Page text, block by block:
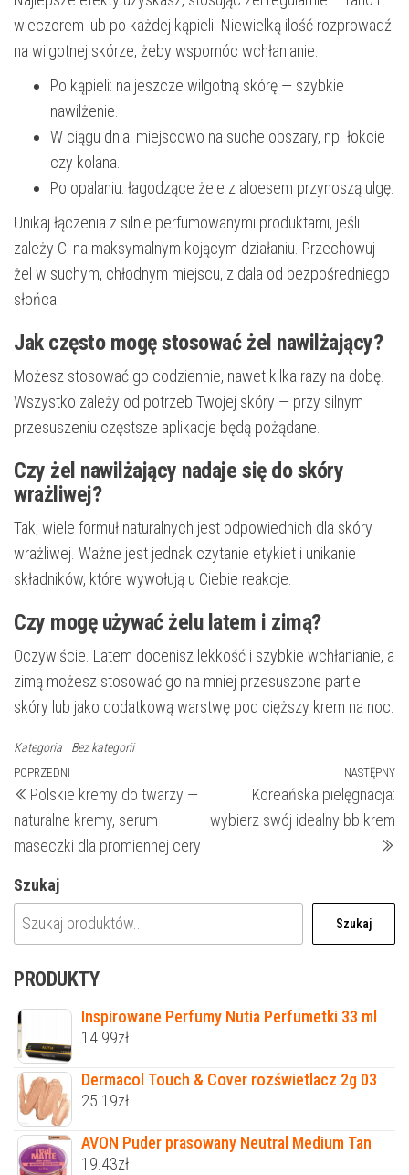
wieczorem lub po każdej kąpieli. Niewielką ilość rozprowadź
na wilgotnej skórze, żeby wspomóc wchłanianie.
Po kąpieli: na jeszcze wilgotną skórę — szybkie
nawilżenie.
W ciągu dnia: miejscowo na suche obszary, np. łokcie
czy kolana.
Po opalaniu: łagodzące żele z aloesem przynoszą ulgę.
Unikaj łączenia z silnie perfumowanymi produktami, jeśli
zależy Ci na maksymalnym kojącym działaniu. Przechowuj
żel w suchym, chłodnym miejscu, z dala od bezpośredniego
słońca.
Jak często mogę stosować żel nawilżający?
Możesz stosować go codziennie, nawet kilka razy na dobę.
Wszystko zależy od potrzeb Twojej skóry — przy silnym
przesuszeniu częstsze aplikacje będą pożądane.
Czy żel nawilżający nadaje się do skóry
wrażliwej?
Tak, wiele formuł naturalnych jest odpowiednich dla skóry
wrażliwej. Ważne jest jednak czytanie etykiet i unikanie
składników, które wywołują u Ciebie reakcje.
Czy mogę używać żelu latem i zimą?
Oczywiście. Latem docenisz lekkość i szybkie wchłanianie, a
zimą możesz stosować go na mniej przesuszone partie
skóry lub jako dodatkową warstwę pod cięższy krem na noc.
Kategoria Bez kategorii
Nawigacja
wpisu
Poprzedni
wpis
POPRZEDNI
Polskie kremy do twarzy —
naturalne kremy, serum i
maseczki dla promiennej cery
NASTĘPNY
Koreańska pielęgnacja:
wybierz swój idealny bb krem
Szukaj
Szukaj
PRODUKTY
Inspirowane Perfumy Nutia Perfumetki 33 ml
14.99zł
Dermacol Touch & Cover rozświetlacz 2g 03
25.19zł
AVON Puder prasowany Neutral Medium Tan
19.43zł